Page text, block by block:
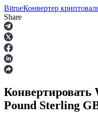
Фьючерсы
BitrueКонвертер
Share
Конвертировать
Pound Sterling